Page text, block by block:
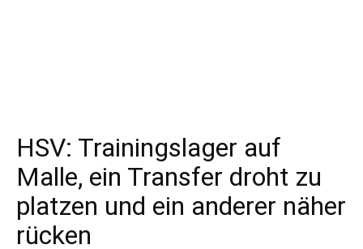
HSV: Trainingslager auf
Malle, ein Transfer droht zu
platzen und ein anderer näher
rücken